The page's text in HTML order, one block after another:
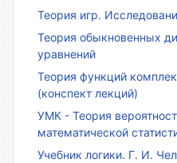
Теория игр.
Теория обыкновенных
уравнений
Теория функций
(конспект лекций)
УМК - Теория
математической
Учебник логики. Г. И.